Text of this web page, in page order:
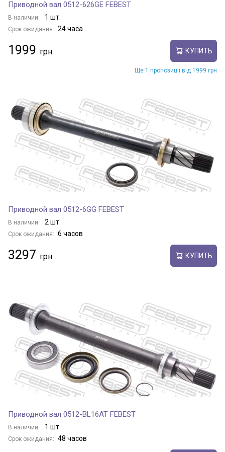
Приводной вал 0512-626GE FEBEST
В наличии: 1 шт.
Срок ожидания: 24 часа
1999 КУПИТЬ
Ще 1 пропозиції від 1999 грн
Приводной вал 0512-6GG FEBEST
В наличии: 2 шт.
Срок ожидания: 6 часов
3297 КУПИТЬ
Приводной вал 0512-BL16AT FEBEST
В наличии: 1 шт.
Срок ожидания: 48 часов